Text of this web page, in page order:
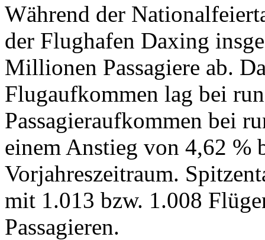
Während der
der Flughafen Daxing
Millionen Passagiere ab.
Flugaufkommen lag bei
Passagieraufkommen bei
einem Anstieg von 4,62 %
Vorjahreszeitraum.
mit 1.013 bzw. 1.008
Passagieren.